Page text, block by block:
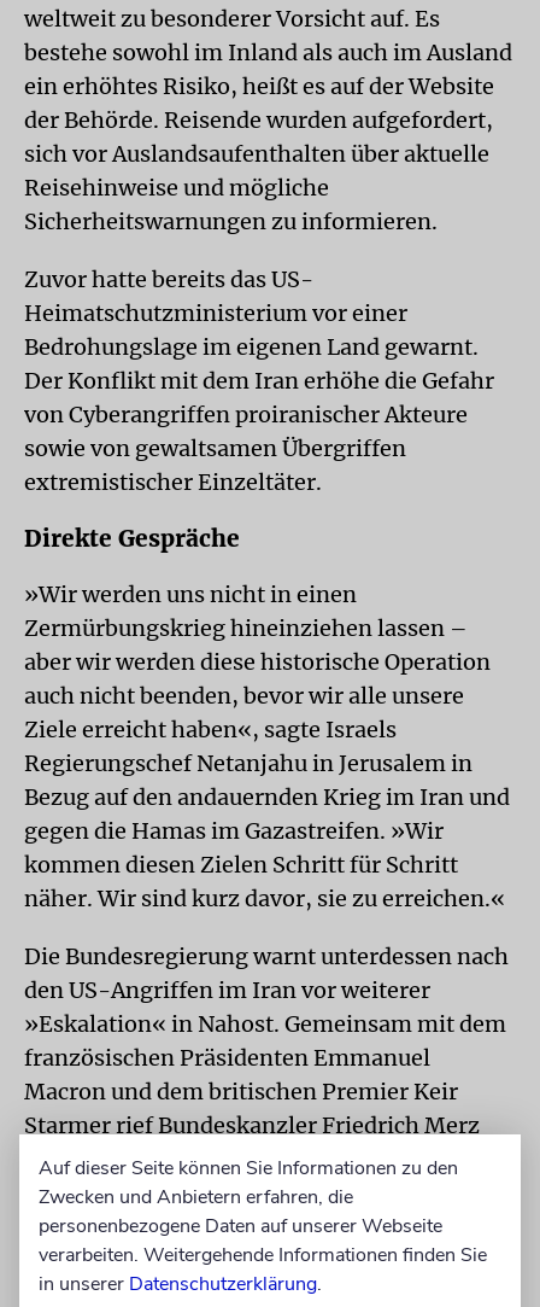
weltweit zu besonderer Vorsicht auf. Es
bestehe sowohl im Inland als auch im Ausland
ein erhöhtes Risiko, heißt es auf der Website
der Behörde. Reisende wurden aufgefordert,
sich vor Auslandsaufenthalten über aktuelle
Reisehinweise und mögliche
Sicherheitswarnungen zu informieren.
Zuvor hatte bereits das US-
Heimatschutzministerium vor einer
Bedrohungslage im eigenen Land gewarnt.
Der Konflikt mit dem Iran erhöhe die Gefahr
von Cyberangriffen proiranischer Akteure
sowie von gewaltsamen Übergriffen
extremistischer Einzeltäter.
Direkte Gespräche
»Wir werden uns nicht in einen
Zermürbungskrieg hineinziehen lassen –
aber wir werden diese historische Operation
auch nicht beenden, bevor wir alle unsere
Ziele erreicht haben«, sagte Israels
Regierungschef Netanjahu in Jerusalem in
Bezug auf den andauernden Krieg im Iran und
gegen die Hamas im Gazastreifen. »Wir
kommen diesen Zielen Schritt für Schritt
näher. Wir sind kurz davor, sie zu erreichen.«
Die Bundesregierung warnt unterdessen nach
den US-Angriffen im Iran vor weiterer
»Eskalation« in Nahost. Gemeinsam mit dem
französischen Präsidenten Emmanuel
Macron und dem britischen Premier Keir
Starmer rief Bundeskanzler Friedrich Merz
den Iran zur Rückkehr an den
Verhandlungstisch auf.
Außenminister Johann Wadephul verlangte,
Teheran müsse direkte Gespräche mit den
Auf dieser Seite können Sie Informationen zu den
Zwecken und Anbietern erfahren, die
personenbezogene Daten auf unserer Webseite
verarbeiten. Weitergehende Informationen finden Sie
in unserer Datenschutzerklärung.